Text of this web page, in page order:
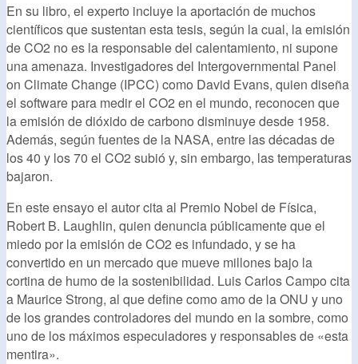
En su libro, el experto incluye la aportación de muchos
científicos que sustentan esta tesis, según la cual, la emisión
de CO2 no es la responsable del calentamiento, ni supone
una amenaza. Investigadores del Intergovernmental Panel
on Climate Change (IPCC) como David Evans, quien diseña
el software para medir el CO2 en el mundo, reconocen que
la emisión de dióxido de carbono disminuye desde 1958.
Además, según fuentes de la NASA, entre las décadas de
los 40 y los 70 el CO2 subió y, sin embargo, las temperaturas
bajaron.
En este ensayo el autor cita al Premio Nobel de Física,
Robert B. Laughlin, quien denuncia públicamente que el
miedo por la emisión de CO2 es infundado, y se ha
convertido en un mercado que mueve millones bajo la
cortina de humo de la sostenibilidad. Luis Carlos Campo cita
a Maurice Strong, al que define como amo de la ONU y uno
de los grandes controladores del mundo en la sombre, como
uno de los máximos especuladores y responsables de «esta
mentira».